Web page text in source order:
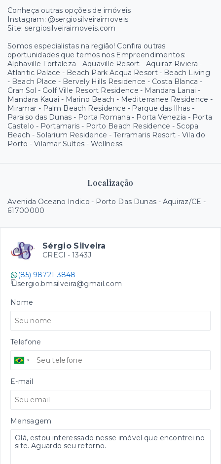
Conheça outras opções de imóveis
Instagram: @sergiosilveiraimoveis
Site: sergiosilveiraimoveis.com
Somos especialistas na região! Confira outras
oportunidades que temos nos Empreendimentos:
Alphaville Fortaleza - Aquaville Resort - Aquiraz Riviera -
Atlantic Palace - Beach Park Acqua Resort - Beach Living
- Beach Place - Bervely Hills Residence - Costa Blanca -
Gran Sol - Golf Ville Resort Residence - Mandara Lanai -
Mandara Kauai - Marino Beach - Mediterranee Residence -
Miramar - Palm Beach Residence - Parque das Ilhas -
Paraiso das Dunas - Porta Romana - Porta Venezia - Porta
Castelo - Portamaris - Porto Beach Residence - Scopa
Beach - Solarium Residence - Terramaris Resort - Vila do
Porto - Vilamar Suítes - Wellness
Localização
Avenida Oceano Indico - Porto Das Dunas - Aquiraz/CE -
61700000
Sérgio Silveira
CRECI - 1343J
(85) 98721-3848
sergio.bmsilveira@gmail.com
Nome
Telefone
E-mail
Mensagem